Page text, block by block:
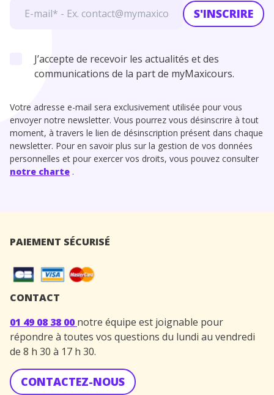
S'INSCRIRE
J’accepte de recevoir les actualités et des
communications de la part de myMaxicours.
Votre adresse e-mail sera exclusivement utilisée pour vous
envoyer notre newsletter. Vous pourrez vous désinscrire à tout
moment, à travers le lien de désinscription présent dans chaque
newsletter. Pour en savoir plus sur la gestion de vos données
personnelles et pour exercer vos droits, vous pouvez consulter
notre charte .
PAIEMENT SÉCURISÉ
CONTACT
01 49 08 38 00 notre équipe est joignable pour
répondre à toutes vos questions du lundi au vendredi
de 8 h 30 à 17 h 30.
CONTACTEZ-NOUS